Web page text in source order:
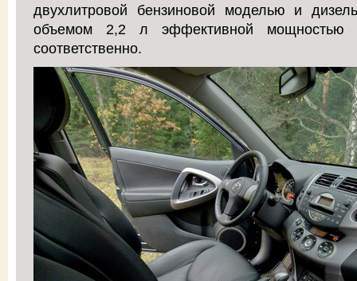
двухлитровой бензиновой моделью и
объемом 2,2 л эффективной
соответственно.